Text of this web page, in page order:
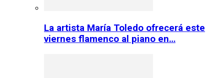
La artista María Toledo ofrecerá este
viernes flamenco al piano en…